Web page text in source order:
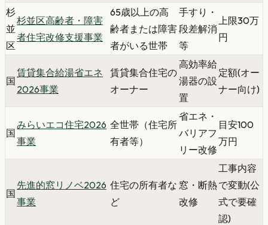
杉
並
区
杉並区高齢者・障害
者住宅改修支援事業
65歳以上の高
齢者または障害
者がいる世帯
手すり・
段差解消
等
上限30万
円
国
賃貸集合給湯省エネ
2026事業
賃貸集合住宅の
オーナー
高効率給
湯器の設
置
定額(オー
ナー向け)
国
みらいエコ住宅2026
事業
全世帯（住宅所
有者等）
省エネ・
バリアフ
リー改修
目安100
万円
国
先進的窓リノベ2026
事業
住宅の所有者な
ど
窓・断熱
改修
工事内容
で変動(公
式で要確
認)